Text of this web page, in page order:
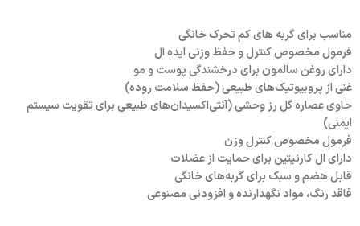
مناسب برای گربه های کم تحرک خانگی
فرمول مخصوص کنترل و حفظ وزنی ایده آل
دارای روغن سالمون برای درخشندگی پوست و مو
غنی از پروبیوتیک‌های طبیعی (حفظ سلامت روده)
حاوی عصاره گل رز وحشی (آنتی‌اکسیدان‌های طبیعی برای تقویت سیستم
ایمنی)
فرمول مخصوص کنترل وزن
دارای ال کارنیتین برای حمایت از عضلات
قابل هضم و سبک برای گربه‌های خانگی
فاقد رنگ، مواد نگهدارنده و افزودنی مصنوعی